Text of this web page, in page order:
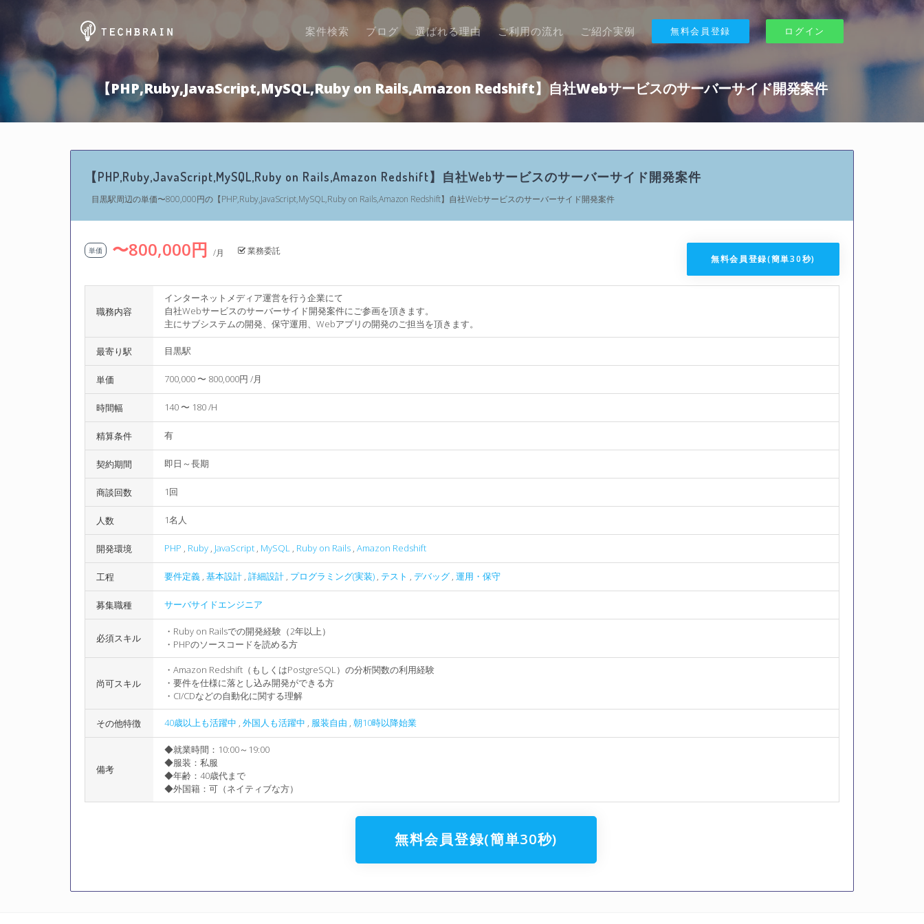
案件検索 ブログ 選ばれる理由 ご利用の流れ ご紹介実例 無料会員登録 ログイン
【PHP,Ruby,JavaScript,MySQL,Ruby on Rails,Amazon Redshift】自社Webサービスのサーバーサイド開発案件
【PHP,Ruby,JavaScript,MySQL,Ruby on Rails,Amazon Redshift】自社Webサービスのサーバーサイド開発案件
目黒駅周辺の単価〜800,000円の【PHP,Ruby,JavaScript,MySQL,Ruby on Rails,Amazon Redshift】自社Webサービスのサーバーサイド開発案件
単価 〜800,000円 /月 業務委託
無料会員登録(簡単30秒)
職務内容
インターネットメディア運営を行う企業にて
自社Webサービスのサーバーサイド開発案件にご参画を頂きます。
主にサブシステムの開発、保守運用、Webアプリの開発のご担当を頂きます。
最寄り駅 目黒駅
単価 700,000 〜 800,000円 /月
時間幅 140 〜 180 /H
精算条件 有
契約期間 即日～長期
商談回数 1回
人数 1名人
開発環境 PHP , Ruby , JavaScript , MySQL , Ruby on Rails , Amazon Redshift
工程 要件定義 , 基本設計 , 詳細設計 , プログラミング(実装) , テスト , デバッグ , 運用・保守
募集職種 サーバサイドエンジニア
必須スキル
・Ruby on Railsでの開発経験（2年以上）
・PHPのソースコードを読める方
尚可スキル
・Amazon Redshift（もしくはPostgreSQL）の分析関数の利用経験
・要件を仕様に落とし込み開発ができる方
・CI/CDなどの自動化に関する理解
その他特徴 40歳以上も活躍中 , 外国人も活躍中 , 服装自由 , 朝10時以降始業
備考
◆就業時間：10:00～19:00
◆服装：私服
◆年齢：40歳代まで
◆外国籍：可（ネイティブな方）
無料会員登録(簡単30秒)